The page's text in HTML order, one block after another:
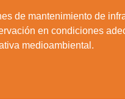
de mantenimiento de
en condiciones
medioambiental.